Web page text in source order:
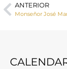
ANTERIOR